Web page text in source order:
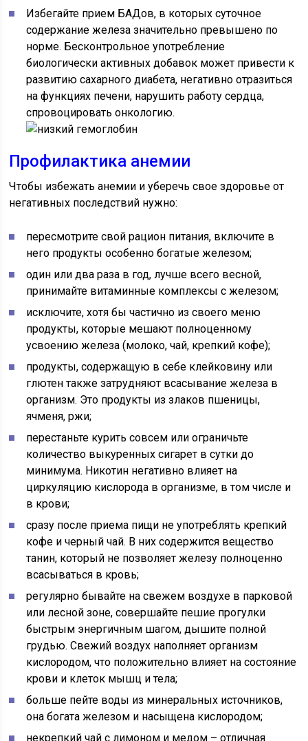
Избегайте прием БАДов, в которых суточное
содержание железа значительно превышено по
норме. Бесконтрольное употребление
биологически активных добавок может привести к
развитию сахарного диабета, негативно отразиться
на функциях печени, нарушить работу сердца,
спровоцировать онкологию.
Профилактика анемии
Чтобы избежать анемии и уберечь свое здоровье от
негативных последствий нужно:
пересмотрите свой рацион питания, включите в
него продукты особенно богатые железом;
один или два раза в год, лучше всего весной,
принимайте витаминные комплексы с железом;
исключите, хотя бы частично из своего меню
продукты, которые мешают полноценному
усвоению железа (молоко, чай, крепкий кофе);
продукты, содержащую в себе клейковину или
глютен также затрудняют всасывание железа в
организм. Это продукты из злаков пшеницы,
ячменя, ржи;
перестаньте курить совсем или ограничьте
количество выкуренных сигарет в сутки до
минимума. Никотин негативно влияет на
циркуляцию кислорода в организме, в том числе и
в крови;
сразу после приема пищи не употреблять крепкий
кофе и черный чай. В них содержится вещество
танин, который не позволяет железу полноценно
всасываться в кровь;
регулярно бывайте на свежем воздухе в парковой
или лесной зоне, совершайте пешие прогулки
быстрым энергичным шагом, дышите полной
грудью. Свежий воздух наполняет организм
кислородом, что положительно влияет на состояние
крови и клеток мышц и тела;
больше пейте воды из минеральных источников,
она богата железом и насыщена кислородом;
некрепкий чай с лимоном и медом – отличная